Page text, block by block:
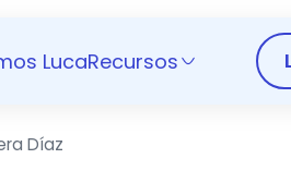
LucaRecursos
Díaz